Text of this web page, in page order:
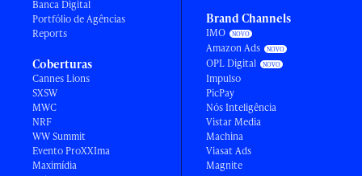
Banca Digital
Portfólio de Agências
Reports
Coberturas
Cannes Lions
SXSW
MWC
NRF
WW Summit
Evento ProXXIma
Maximídia
Brand Channels
IMO
Amazon Ads
OPL Digital
Impulso
PicPay
Nós Inteligência
Vistar Media
Machina
Viasat Ads
Magnite